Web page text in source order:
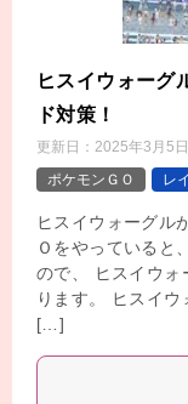
ヒスイウォーグ
ド対策！
更新日： 2025年3月5日
ポケモンＧＯ
レ
ヒスイウォーグル
Ｏをやっていると
ので、 ヒスイウォ
ります。 ヒスイ
[…]